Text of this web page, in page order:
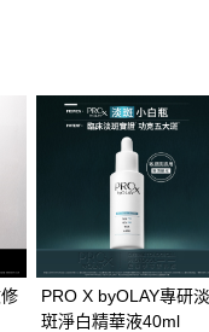
未經同意申辦者引起之損失，
付」時，將依據個別帳號之用
度；若仍有額度不足之情形，
號或使用他人資訊註冊。若發
有權停止該用戶之使用額度並
含以上)免運費
含以上)免運費
倉庫統一出貨)
含以上)免運費
PRO X byOLAY專研淡
斑淨白精華液40ml